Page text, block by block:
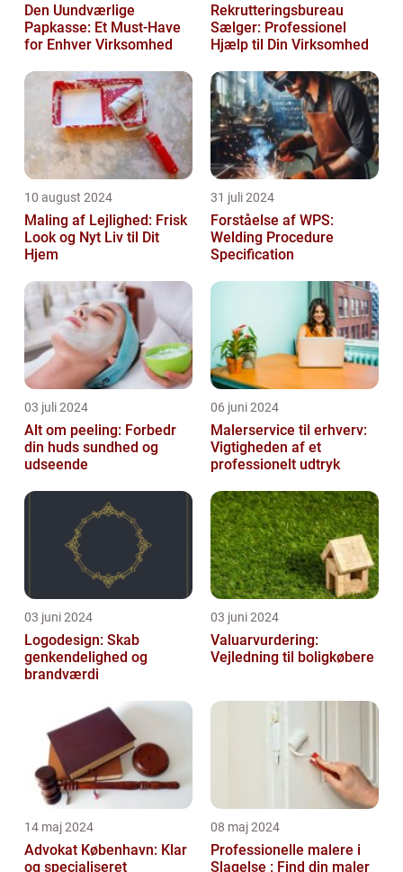
Den Uundværlige
Papkasse: Et Must-Have
for Enhver Virksomhed
Rekrutteringsbureau
Sælger: Professionel
Hjælp til Din Virksomhed
10 august 2024
Maling af Lejlighed: Frisk
Look og Nyt Liv til Dit
Hjem
31 juli 2024
Forståelse af WPS:
Welding Procedure
Specification
03 juli 2024
Alt om peeling: Forbedr
din huds sundhed og
udseende
06 juni 2024
Malerservice til erhverv:
Vigtigheden af et
professionelt udtryk
03 juni 2024
Logodesign: Skab
genkendelighed og
brandværdi
03 juni 2024
Valuarvurdering:
Vejledning til boligkøbere
14 maj 2024
Advokat København: Klar
og specialiseret
08 maj 2024
Professionelle malere i
Slagelse : Find din maler